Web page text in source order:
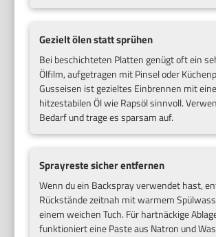
Gezielt ölen statt sprühen
Bei beschichteten Platten genügt oft ein
Ölfilm, aufgetragen mit Pinsel oder
Gusseisen ist gezieltes Einbrennen mit
hitzestabilen Öl wie Rapsöl sinnvoll.
Bedarf und trage es sparsam auf.
Sprayreste sicher entfernen
Wenn du ein Backspray verwendet hast,
Rückstände zeitnah mit warmem
einem weichen Tuch. Für hartnäckige
funktioniert eine Paste aus Natron und